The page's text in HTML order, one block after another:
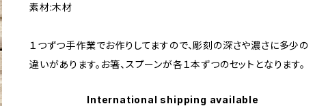
素材:木材
１つずつ手作業でお作りしてますので、彫刻の深さや濃さに多少の
違いがあります。お箸、スプーンが各１本ずつのセットとなります。
International shipping available